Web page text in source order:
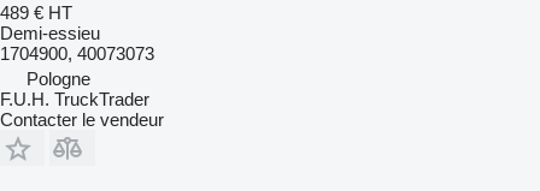
489 € HT
Demi-essieu
1704900, 40073073
Pologne
F.U.H. TruckTrader
Contacter le vendeur